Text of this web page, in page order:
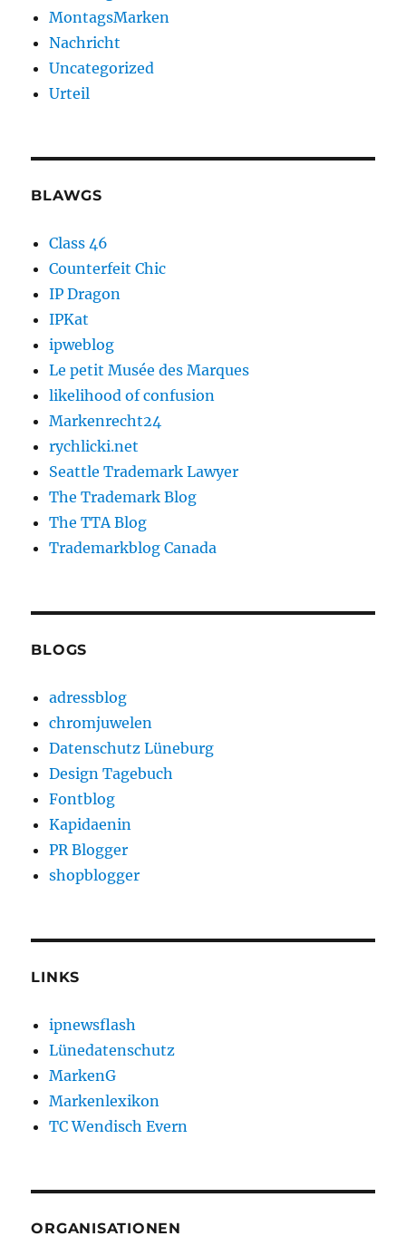
MontagsMarken
Nachricht
Uncategorized
Urteil
BLAWGS
Class 46
Counterfeit Chic
IP Dragon
IPKat
ipweblog
Le petit Musée des Marques
likelihood of confusion
Markenrecht24
rychlicki.net
Seattle Trademark Lawyer
The Trademark Blog
The TTA Blog
Trademarkblog Canada
BLOGS
adressblog
chromjuwelen
Datenschutz Lüneburg
Design Tagebuch
Fontblog
Kapidaenin
PR Blogger
shopblogger
LINKS
ipnewsflash
Lünedatenschutz
MarkenG
Markenlexikon
TC Wendisch Evern
ORGANISATIONEN